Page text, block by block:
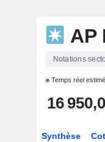
AP
Notations
Temps réel estimé
16
Synthèse